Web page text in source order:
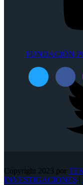
FUNDACIÓN
Copyright 2023 por
INVESTIGACIONES |